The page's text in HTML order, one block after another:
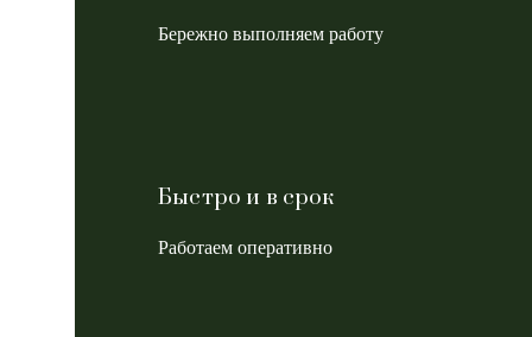
Бережно выполняем работу
Быстро и в срок
Работаем оперативно